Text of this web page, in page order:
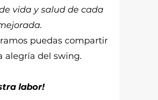
vida y salud de cada
puedas compartir
alegría del swing.
labor!